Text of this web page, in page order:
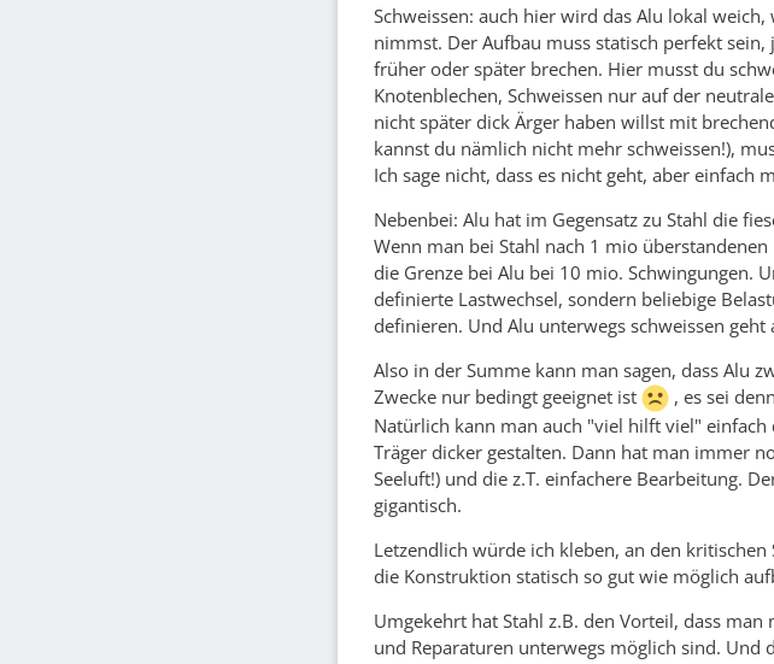
Schweissen: auch hier wird das Alu lokal
nimmst. Der Aufbau muss statisch perfekt
früher oder später brechen. Hier musst du
Knotenblechen, Schweissen nur auf der
nicht später dick Ärger haben willst mit
kannst du nämlich nicht mehr schweissen!),
Ich sage nicht, dass es nicht geht, aber einfach
Nebenbei: Alu hat im Gegensatz zu Stahl die
Wenn man bei Stahl nach 1 mio
die Grenze bei Alu bei 10 mio. Schwingungen.
definierte Lastwechsel, sondern beliebige
definieren. Und Alu unterwegs schweissen geht
Also in der Summe kann man sagen, dass Alu
Zwecke nur bedingt geeignet ist
, es sei
Natürlich kann man auch "viel hilft viel"
Träger dicker gestalten. Dann hat man immer
Seeluft!) und die z.T. einfachere Bearbeitung.
gigantisch.
Letzendlich würde ich kleben, an den
die Konstruktion statisch so gut wie möglich
Umgekehrt hat Stahl z.B. den Vorteil, dass
und Reparaturen unterwegs möglich sind. Und